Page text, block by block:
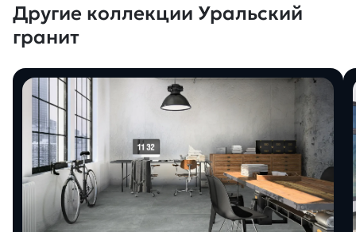
Другие коллекции Уральский
гранит